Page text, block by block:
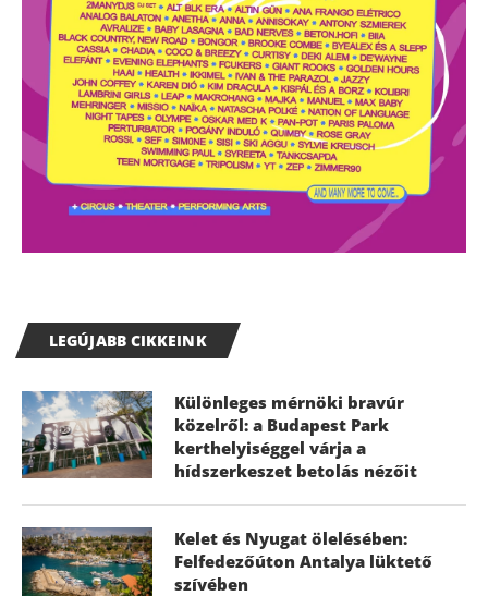
LEGÚJABB CIKKEINK
Különleges mérnöki bravúr
közelről: a Budapest Park
kerthelyiséggel várja a
hídszerkeszet betolás nézőit
Kelet és Nyugat ölelésében:
Felfedezőúton Antalya lüktető
szívében